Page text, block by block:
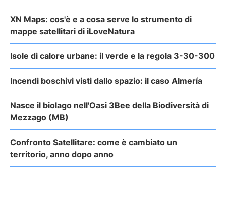
XN Maps: cos'è e a cosa serve lo strumento di
mappe satellitari di iLoveNatura
Isole di calore urbane: il verde e la regola 3-30-300
Incendi boschivi visti dallo spazio: il caso Almería
Nasce il biolago nell'Oasi 3Bee della Biodiversità di
Mezzago (MB)
Confronto Satellitare: come è cambiato un
territorio, anno dopo anno